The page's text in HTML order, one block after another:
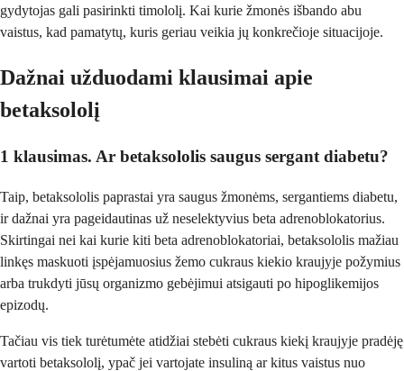
gydytojas gali pasirinkti timololį. Kai kurie žmonės išbando abu
vaistus, kad pamatytų, kuris geriau veikia jų konkrečioje situacijoje.
Dažnai užduodami klausimai apie
betaksololį
1 klausimas. Ar betaksololis saugus sergant diabetu?
Taip, betaksololis paprastai yra saugus žmonėms, sergantiems diabetu,
ir dažnai yra pageidautinas už neselektyvius beta adrenoblokatorius.
Skirtingai nei kai kurie kiti beta adrenoblokatoriai, betaksololis mažiau
linkęs maskuoti įspėjamuosius žemo cukraus kiekio kraujyje požymius
arba trukdyti jūsų organizmo gebėjimui atsigauti po hipoglikemijos
epizodų.
Tačiau vis tiek turėtumėte atidžiai stebėti cukraus kiekį kraujyje pradėję
vartoti betaksololį, ypač jei vartojate insuliną ar kitus vaistus nuo